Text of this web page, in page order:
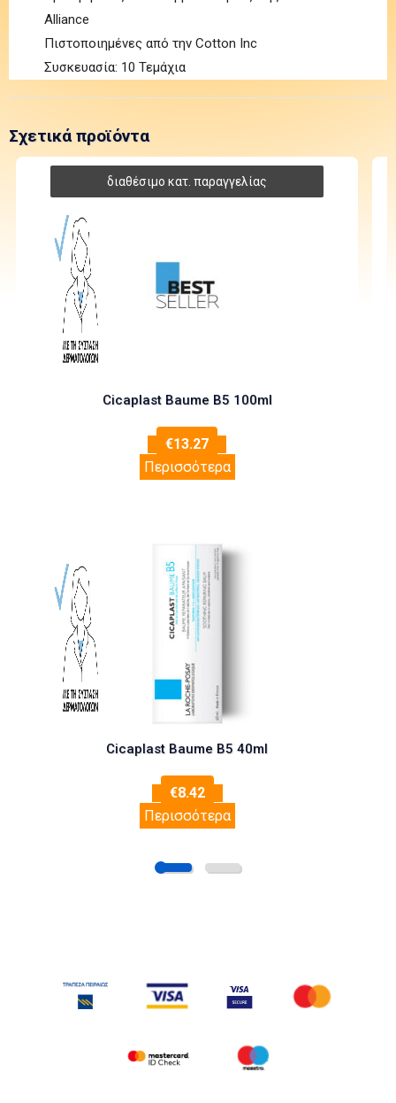
Alliance
Πιστοποιημένες από την Cotton Inc
Συσκευασία: 10 Τεμάχια
Σχετικά προϊόντα
Cicaplast Baume B5 100ml
€13.27
Περισσότερα
Cicaplast Baume B5 40ml
€8.42
Περισσότερα